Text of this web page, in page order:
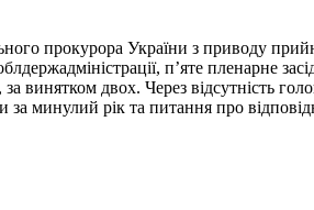
прокурора України з приводу
п’яте пленарне
винятком двох. Через відсутність
минулий рік та питання про